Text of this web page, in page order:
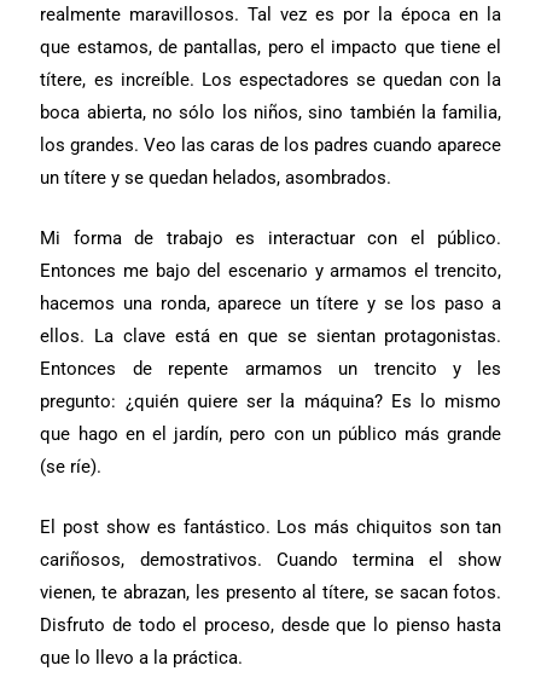
realmente maravillosos. Tal vez es por la época en la
que estamos, de pantallas, pero el impacto que tiene el
títere, es increíble. Los espectadores se quedan con la
boca abierta, no sólo los niños, sino también la familia,
los grandes. Veo las caras de los padres cuando aparece
un títere y se quedan helados, asombrados.
Mi forma de trabajo es interactuar con el público.
Entonces me bajo del escenario y armamos el trencito,
hacemos una ronda, aparece un títere y se los paso a
ellos. La clave está en que se sientan protagonistas.
Entonces de repente armamos un trencito y les
pregunto: ¿quién quiere ser la máquina? Es lo mismo
que hago en el jardín, pero con un público más grande
(se ríe).
El post show es fantástico. Los más chiquitos son tan
cariñosos, demostrativos. Cuando termina el show
vienen, te abrazan, les presento al títere, se sacan fotos.
Disfruto de todo el proceso, desde que lo pienso hasta
que lo llevo a la práctica.